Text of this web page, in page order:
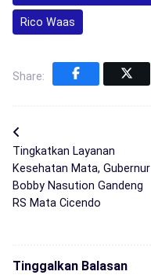
Rico Waas
Share:
Tingkatkan Layanan
Kesehatan Mata, Gubernur
Bobby Nasution Gandeng
RS Mata Cicendo
Tinggalkan Balasan